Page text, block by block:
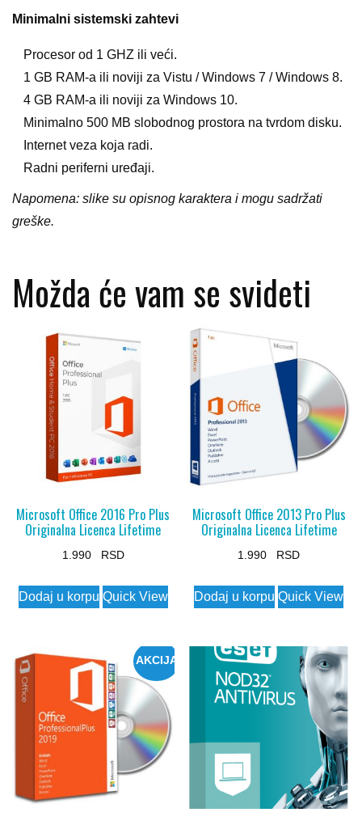
Minimalni sistemski zahtevi
Procesor od 1 GHZ ili veći.
1 GB RAM-a ili noviji za Vistu / Windows 7 / Windows 8.
4 GB RAM-a ili noviji za Windows 10.
Minimalno 500 MB slobodnog prostora na tvrdom disku.
Internet veza koja radi.
Radni periferni uređaji.
Napomena: slike su opisnog karaktera i mogu sadržati
greške.
Možda će vam se svideti
Microsoft Office 2016 Pro Plus
Originalna Licenca Lifetime
1.990
Dodaj u korpu Quick View
Microsoft Office 2013 Pro Plus
Originalna Licenca Lifetime
1.990
Dodaj u korpu Quick View
AKCIJA